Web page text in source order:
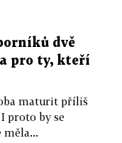
dvě
pro ty, kteří
maturit příliš
proto by se
měla...